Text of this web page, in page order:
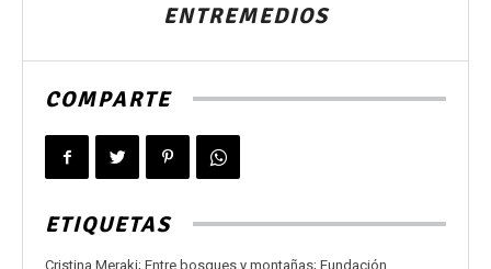
ENTREMEDIOS
COMPARTE
ETIQUETAS
Cristina Meraki; Entre bosques y montañas; Fundación